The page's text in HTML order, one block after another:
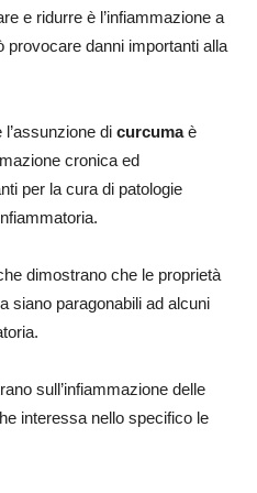
e ridurre è l’infiammazione a
provocare danni importanti alla
di curcumaè
cronica ed
per la cura di patologie
dimostrano che le proprietà
siano paragonabili ad alcuni
sull’infiammazione delle
interessa nello specifico le